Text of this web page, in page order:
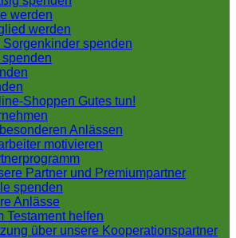
werden
werden
Sorgenkinder spenden
Shoppen Gutes tun!
Anlässen
motivieren
Partner und Premiumpartner
spenden
Anlässe
Testament helfen
über unsere Kooperationspartner